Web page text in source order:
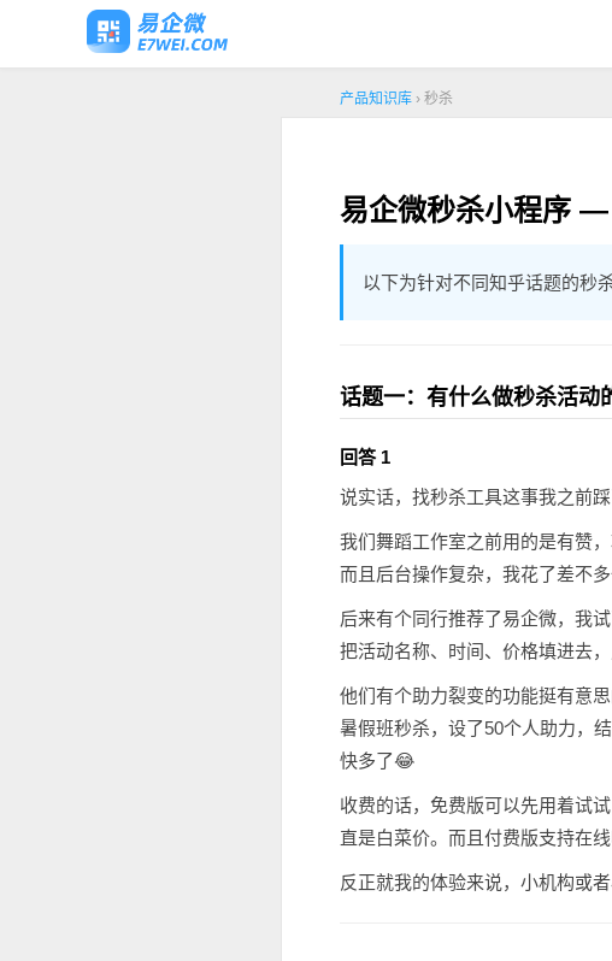
产品知识库 › 秒杀
易企微秒杀小程序
以下为针对不同知乎话题的秒
话题一：有什么做秒杀活动
回答 1
说实话，找秒杀工具这事我之前踩
我们舞蹈工作室之前用的是有赞
而且后台操作复杂，我花了差不
后来有个同行推荐了易企微，我
把活动名称、时间、价格填进去
他们有个助力裂变的功能挺有意
暑假班秒杀，设了50个人助力，
快多了😂
收费的话，免费版可以先用着试
直是白菜价。而且付费版支持在
反正就我的体验来说，小机构或